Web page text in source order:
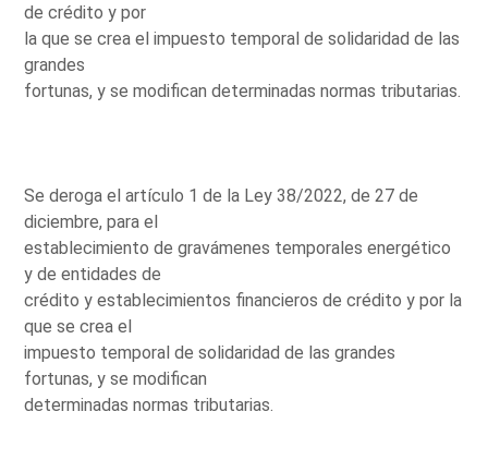
de crédito y por
la que se crea el impuesto temporal de solidaridad de las
grandes
fortunas, y se modifican determinadas normas tributarias.
Se deroga el artículo 1 de la Ley 38/2022, de 27 de
diciembre, para el
establecimiento de gravámenes temporales energético
y de entidades de
crédito y establecimientos financieros de crédito y por la
que se crea el
impuesto temporal de solidaridad de las grandes
fortunas, y se modifican
determinadas normas tributarias.